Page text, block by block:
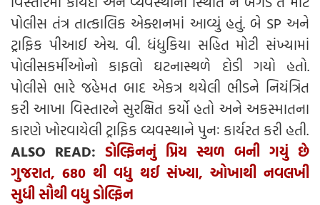
પોલીસ તંત્ર તાત્કાલિક એક્શનમાં આવ્યું હતું. બે SP અને
ટ્રાફિક પીઆઈ એચ. વી. ધંધુકિયા સહિત મોટી સંખ્યામાં
પોલીસકર્મીઓનો કાફલો ઘટનાસ્થળે દોડી ગયો હતો.
પોલીસે ભારે જહેમત બાદ એકત્ર થયેલી ભીડને નિયંત્રિત
કરી આખા વિસ્તારને સુરક્ષિત કર્યો હતો અને અકસ્માતના
કારણે ખોરવાયેલી ટ્રાફિક વ્યવસ્થાને પુનઃ કાર્યરત કરી હતી.
ALSO READ: ડોલ્ફિનનું પ્રિય સ્થળ બની ગયું છે
ગુજરાત, 680 થી વધુ થઈ સંખ્યા, ઓખાથી નવલખી
સુધી સૌથી વધુ ડોલ્ફિન